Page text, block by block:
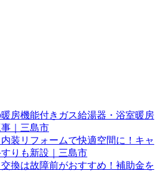
房機能付きガス給湯器・浴室暖房
｜三島市
内装リフォームで快適空間に！キャ
りも新設｜三島市
換は故障前がおすすめ！補助金を